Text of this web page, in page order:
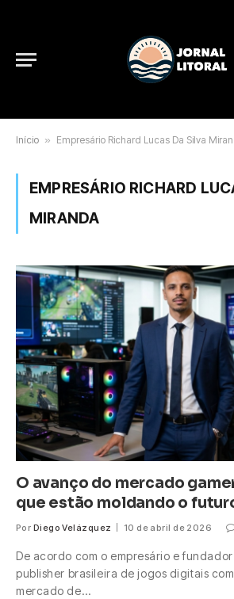
Início » Empresário Richard Lucas Da Silva
EMPRESÁRIO RICHARD
MIRANDA
O avanço do mercado
que estão moldando o
Por Diego Velázquez 10 de abril de 2026
De acordo com o empresário e
publisher brasileira de jogos digitais
mercado de…